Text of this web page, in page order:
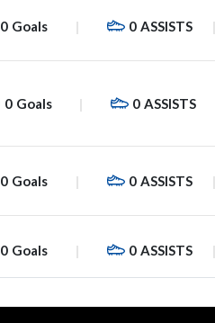
0 Goals 0 ASSISTS
0 Goals 0 ASSISTS
0 Goals 0 ASSISTS
0 Goals 0 ASSISTS